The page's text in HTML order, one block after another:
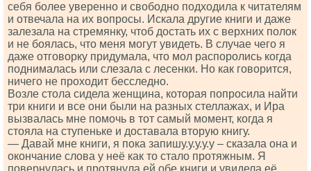
себя более уверенно и свободно подходила к читателям
и отвечала на их вопросы. Искала другие книги и даже
залезала на стремянку, чтоб достать их с верхних полок
и не боялась, что меня могут увидеть. В случае чего я
даже отговорку придумала, что мол распоролись когда
поднималась или слезала с лесенки. Но как говорится,
ничего не проходит бесследно.
Возле стола сидела женщина, которая попросила найти
три книги и все они были на разных стеллажах, и Ира
вызвалась мне помочь в тот самый момент, когда я
стояла на ступеньке и доставала вторую книгу.
— Давай мне книги, я пока запишу.у.у.у.у – сказала она и
окончание слова у неё как то стало протяжным. Я
повернулась и протянула ей обе книги и увидела её